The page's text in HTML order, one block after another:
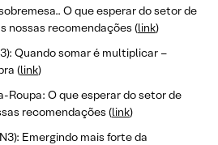
O que esperar do setor de
nossas recomendações (link)
Quando somar é multiplicar –
(link)
Roupa: O que esperar do setor de
recomendações (link)
Emergindo mais forte da